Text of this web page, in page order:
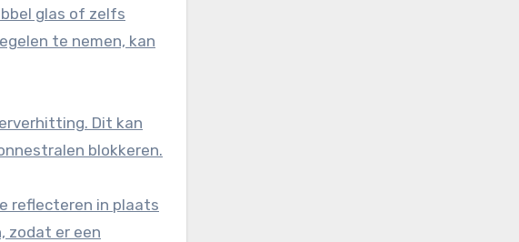
glas of zelfs
te nemen, kan
Dit kan
blokkeren.
reflecteren in plaats
zodat er een